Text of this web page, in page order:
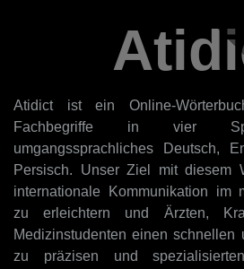
Atidict ist ein Online-
Fachbegriffe in vier
umgangssprachliches Deutsch,
Persisch. Unser Ziel mit diesem
internationale Kommunikation im
zu erleichtern und Ärzten,
Medizinstudenten einen schnellen
zu präzisen und